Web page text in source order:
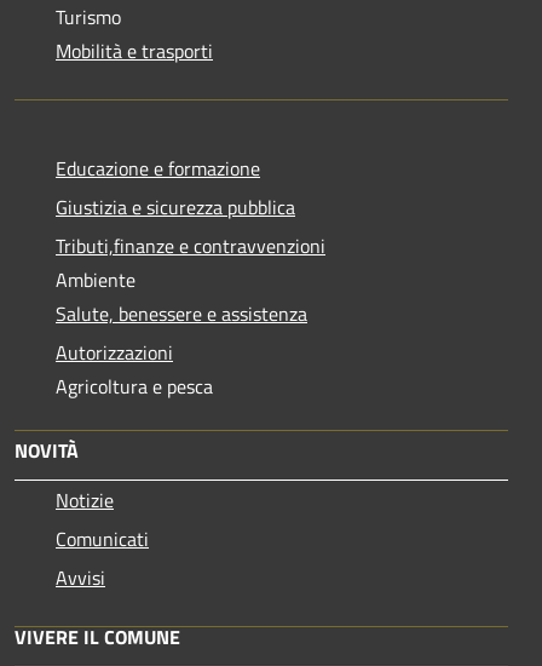
Turismo
Mobilità e trasporti
Educazione e formazione
Giustizia e sicurezza pubblica
Tributi,finanze e contravvenzioni
Ambiente
Salute, benessere e assistenza
Autorizzazioni
Agricoltura e pesca
NOVITÀ
Notizie
Comunicati
Avvisi
VIVERE IL COMUNE